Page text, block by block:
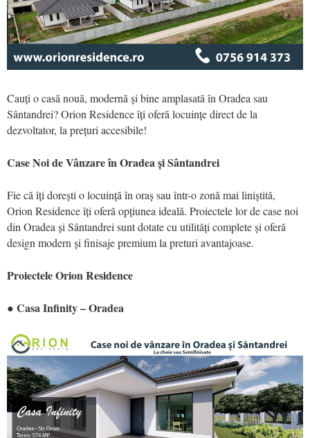
Cauți o casă nouă, modernă și bine amplasată în Oradea sau
Sântandrei? Orion Residence îți oferă locuințe direct de la
dezvoltator, la prețuri accesibile!
Case Noi de Vânzare în Oradea și Sântandrei
Fie că îți dorești o locuință în oraș sau într-o zonă mai liniștită,
Orion Residence îți oferă opțiunea ideală. Proiectele lor de case noi
din Oradea și Sântandrei sunt dotate cu utilități complete și oferă
design modern și finisaje premium la preturi avantajoase.
Proiectele Orion Residence
● Casa Infinity – Oradea